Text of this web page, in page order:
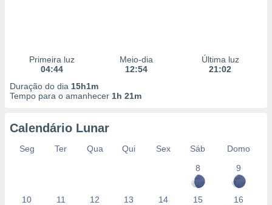
Primeira luz
04:44
Meio-dia
12:54
Última luz
21:02
Duração do dia 15h1m
Tempo para o amanhecer 1h 21m
Calendário Lunar
Seg Ter Qua Qui Sex Sáb
Domo
8
9
10 11 12 13 14 15 16